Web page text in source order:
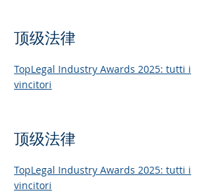
顶级法律
TopLegal Industry Awards 2025: tutti i
vincitori
顶级法律
TopLegal Industry Awards 2025: tutti i
vincitori